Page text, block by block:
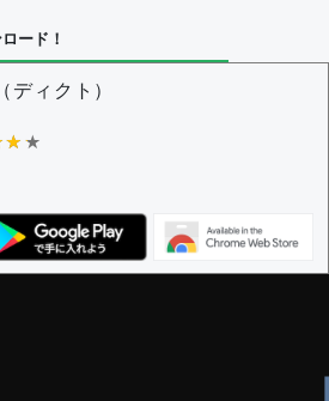
持つユーザー -すべてのユーザー
票権限を持つユーザー -
票数 -
ード！
ディクト）